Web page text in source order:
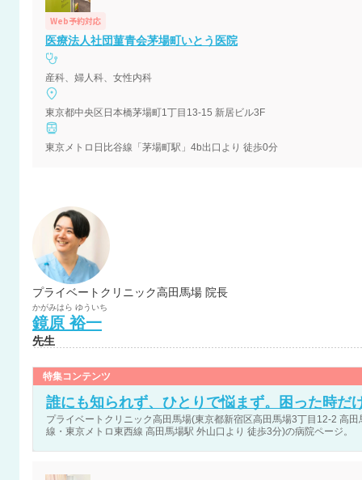
Web予約対応
医療法人社団菫青会茅場町いとう医院
産科、婦人科、女性内科
東京都中央区日本橋茅場町1丁目13-15 新居ビル3F
東京メトロ日比谷線「茅場町駅」4b出口より 徒歩0分
プライベートクリニック高田馬場 院長
かがみはら ゆういち
鏡原 裕一
先生
特集コンテンツ
誰にも知られず、ひとりで悩まず。困った時だ
プライベートクリニック高田馬場(東京都新宿区高田馬場3丁目12-2 高
線・東京メトロ東西線 高田馬場駅 外山口より 徒歩3分)の病院ページ。